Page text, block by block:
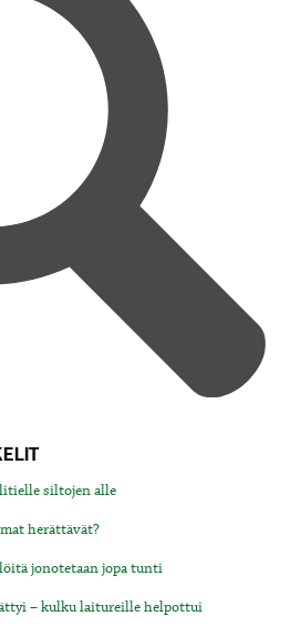
siltojen alle
herättävät?
jonotetaan jopa tunti
– kulku laitureille helpottui